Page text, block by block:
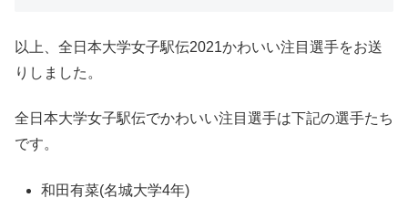
以上、全日本大学女子駅伝2021かわいい注目選手をお送
りしました。
全日本大学女子駅伝でかわいい注目選手は下記の選手たち
です。
和田有菜(名城大学4年)